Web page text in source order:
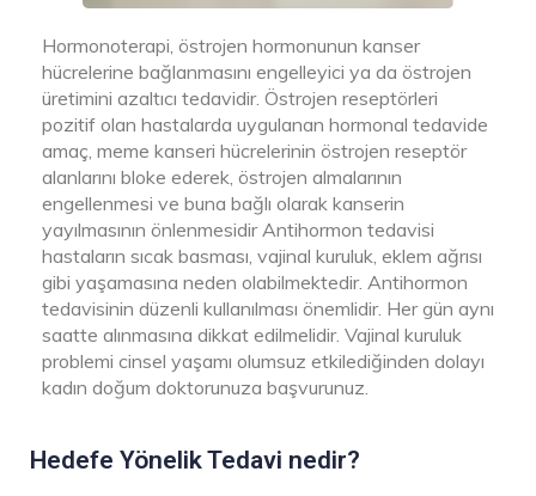
Hormonoterapi, östrojen hormonunun kanser
hücrelerine bağlanmasını engelleyici ya da östrojen
üretimini azaltıcı tedavidir. Östrojen reseptörleri
pozitif olan hastalarda uygulanan hormonal tedavide
amaç, meme kanseri hücrelerinin östrojen reseptör
alanlarını bloke ederek, östrojen almalarının
engellenmesi ve buna bağlı olarak kanserin
yayılmasının önlenmesidir Antihormon tedavisi
hastaların sıcak basması, vajinal kuruluk, eklem ağrısı
gibi yaşamasına neden olabilmektedir. Antihormon
tedavisinin düzenli kullanılması önemlidir. Her gün aynı
saatte alınmasına dikkat edilmelidir. Vajinal kuruluk
problemi cinsel yaşamı olumsuz etkilediğinden dolayı
kadın doğum doktorunuza başvurunuz.
Hedefe Yönelik Tedavi nedir?